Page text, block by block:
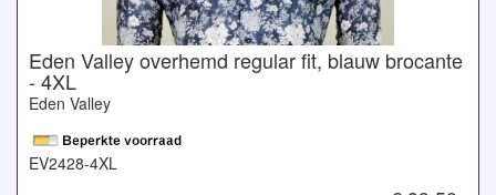
Eden Valley overhemd regular fit, blauw brocante
- 4XL
Eden Valley
EV2428-4XL